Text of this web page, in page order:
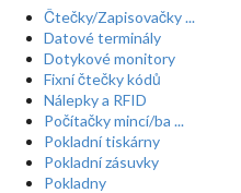
Čtečky/Zapisovačky ...
Datové terminály
Dotykové monitory
Fixní čtečky kódů
Nálepky a RFID
Počítačky mincí/ba ...
Pokladní tiskárny
Pokladní zásuvky
Pokladny